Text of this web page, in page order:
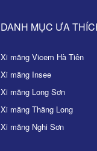
DANH MỤC ƯA
Xi măng Vicem Hà Tiên
Xi măng Insee
Xi măng Long Sơn
Xi măng Thăng Long
Xi măng Nghi Sơn